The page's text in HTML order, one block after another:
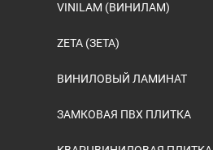
VINILAM (ВИНИЛАМ)
ZETA (ЗЕТА)
ВИНИЛОВЫЙ ЛАМИНАТ
ЗАМКОВАЯ ПВХ ПЛИТКА